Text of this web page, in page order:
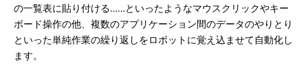
の一覧表に貼り付ける……といったようなマウスクリックやキー
ボード操作の他、複数のアプリケーション間のデータのやりとり
といった単純作業の繰り返しをロボットに覚え込ませて自動化し
ます。